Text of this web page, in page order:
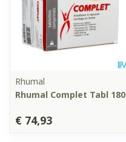
Rhumal
Rhumal Complet Tabl 180
€ 74,93